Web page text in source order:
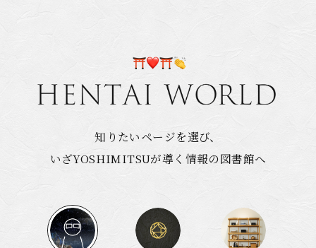
知りたいページを選び、
いざYOSHIMITSUが導く情報の図書館へ